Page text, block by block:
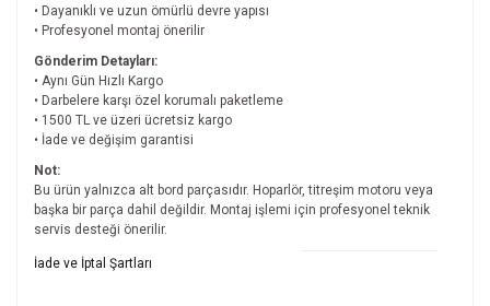
• Dayanıklı ve uzun ömürlü devre yapısı
• Profesyonel montaj önerilir
Gönderim Detayları:
• Aynı Gün Hızlı Kargo
• Darbelere karşı özel korumalı paketleme
• 1500 TL ve üzeri ücretsiz kargo
• İade ve değişim garantisi
Not:
Bu ürün yalnızca alt bord parçasıdır. Hoparlör, titreşim motoru veya
başka bir parça dahil değildir. Montaj işlemi için profesyonel teknik
servis desteği önerilir.
Bu ürünün fiyat bilgisi, resim, ürün açıklamalarında ve diğer
İade ve İptal Şartları